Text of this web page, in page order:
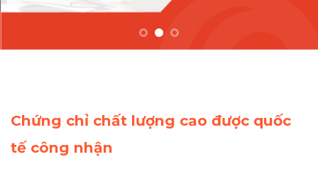
Chứng chỉ chất lượng cao được quốc
tế công nhận